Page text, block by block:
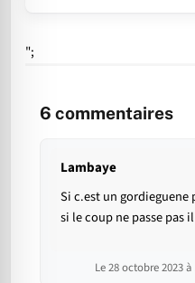
";
6 commentaires
Lambaye
Si c.est un
si le coup ne passe
Le 28 octobre 2023 à